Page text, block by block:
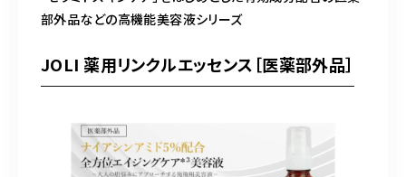
部外品などの高機能美容液シリーズ
JOLI 薬用リンクルエッセンス［医薬部外品］